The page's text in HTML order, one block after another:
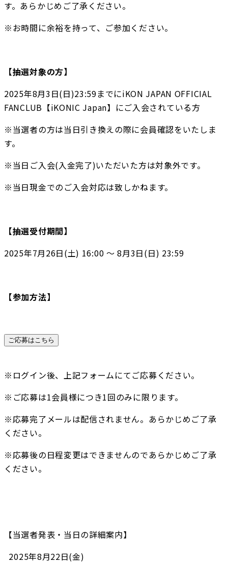
す。あらかじめご了承ください。
※お時間に余裕を持って、ご参加ください。
【抽選対象の方】
2025年8月3日(日)23:59までにiKON JAPAN OFFICIAL
FANCLUB【iKONIC Japan】にご入会されている方
※当選者の方は当日引き換えの際に会員確認をいたしま
す。
※当日ご入会(入金完了)いただいた方は対象外です。
※当日現金でのご入会対応は致しかねます。
【抽選受付期間】
2025年7月26日(土) 16:00 〜 8月3日(日) 23:59
【参加方法】
ご応募はこちら
※ログイン後、上記フォームにてご応募ください。
※ご応募は1会員様につき1回のみに限ります。
※応募完了メールは配信されません。あらかじめご了承
ください。
※応募後の日程変更はできませんのであらかじめご了承
ください。
【当選者発表・当日の詳細案内】
  2025年8月22日(金)